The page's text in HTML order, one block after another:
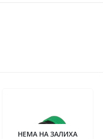
НЕМА НА ЗАЛИХА